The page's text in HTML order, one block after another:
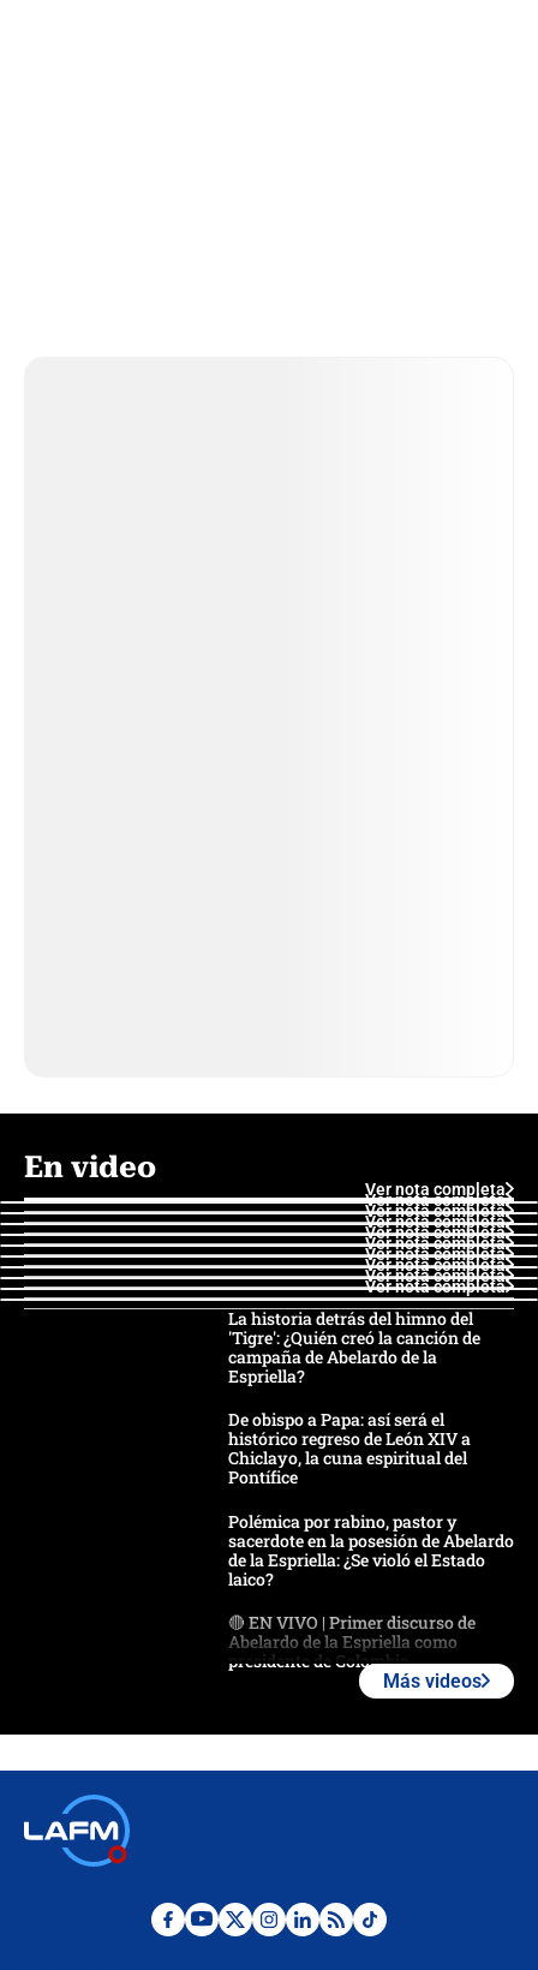
En video
Ver nota completa
Ver nota completa
Ver nota completa
Ver nota completa
Ver nota completa
Ver nota completa
Ver nota completa
Ver nota completa
Ver nota completa
Ver nota completa
La historia detrás del himno del
'Tigre': ¿Quién creó la canción de
campaña de Abelardo de la
Espriella?
De obispo a Papa: así será el
histórico regreso de León XIV a
Chiclayo, la cuna espiritual del
Pontífice
Polémica por rabino, pastor y
sacerdote en la posesión de Abelardo
de la Espriella: ¿Se violó el Estado
laico?
🔴 EN VIVO | Primer discurso de
Abelardo de la Espriella como
presidente de Colombia
Desde dermatitis hasta infecciones:
Más videos